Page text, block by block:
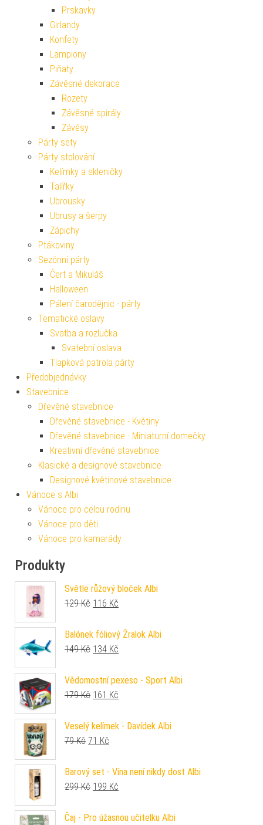
Prskavky
Girlandy
Konfety
Lampiony
Piňaty
Závěsné dekorace
Rozety
Závěsné spirály
Závěsy
Párty sety
Párty stolování
Kelímky a skleničky
Talířky
Ubrousky
Ubrusy a šerpy
Zápichy
Ptákoviny
Sezónní párty
Čert a Mikuláš
Halloween
Pálení čarodějnic - párty
Tematické oslavy
Svatba a rozlučka
Svatební oslava
Tlapková patrola párty
Předobjednávky
Stavebnice
Dřevěné stavebnice
Dřevěné stavebnice - Květiny
Dřevěné stavebnice - Miniaturní domečky
Kreativní dřevěné stavebnice
Klasické a designové stavebnice
Designové květinové stavebnice
Vánoce s Albi
Vánoce pro celou rodinu
Vánoce pro děti
Vánoce pro kamarády
Produkty
Světle růžový bloček Albi
129Kč Původní cena byla: 129 Kč.
116 Kč
Balónek fóliový Žralok Albi
149Kč Původní cena byla: 149 Kč.
134 Kč
Vědomostní pexeso - Sport Albi
179Kč Původní cena byla: 179 Kč.
161 Kč
Veselý kelímek - Davídek Albi
79Kč Původní cena byla: 79 Kč.
71 Kč
Barový set - Vína není nikdy dost Albi
299Kč Původní cena byla: 299 Kč.
199 Kč
Čaj - Pro úžasnou učitelku Albi